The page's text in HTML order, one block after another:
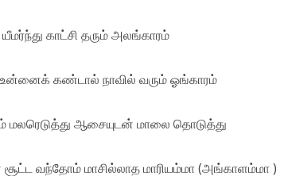
காட்சி தரும் அலங்காரம்
உன்னைக் கண்டால் நாவில் வரும் ஓங்காரம்
மலரெடுத்து ஆசையுடன் மாலை தொடுத்து
சூட்ட வந்தோம் மாசில்லாத மாரியம்மா (அங்காளம்மா )